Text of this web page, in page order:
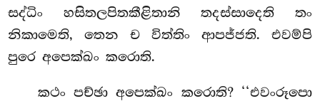
සද්ධිං හසිතලපිතකීළිතානි තදස්සාදෙති තං
නිකාමෙති, තෙන ච විත්තිං ආපජ්ජති. එවම්පි
පුරෙ අපෙක්ඛං කරොති.
කථං පච්ඡා අපෙක්ඛං කරොති? ‘‘එවංරූපො